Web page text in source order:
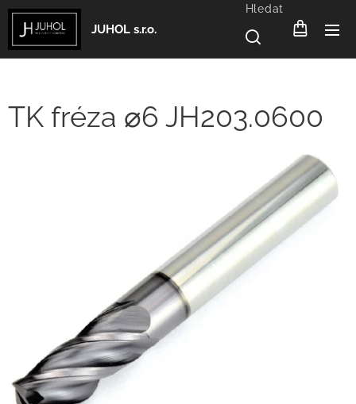
JUHOL s.r.o.
Hledat
TK fréza ⌀6 JH203.0600